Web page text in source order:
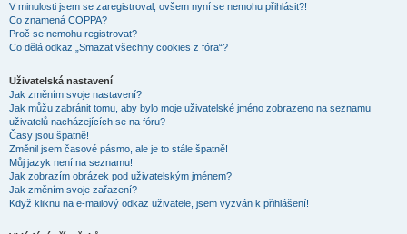
V minulosti jsem se zaregistroval, ovšem nyní se nemohu přihlásit?!
Co znamená COPPA?
Proč se nemohu registrovat?
Co dělá odkaz „Smazat všechny cookies z fóra“?
Uživatelská nastavení
Jak změním svoje nastavení?
Jak můžu zabránit tomu, aby bylo moje uživatelské jméno zobrazeno na seznamu
uživatelů nacházejících se na fóru?
Časy jsou špatně!
Změnil jsem časové pásmo, ale je to stále špatně!
Můj jazyk není na seznamu!
Jak zobrazím obrázek pod uživatelským jménem?
Jak změním svoje zařazení?
Když kliknu na e-mailový odkaz uživatele, jsem vyzván k přihlášení!